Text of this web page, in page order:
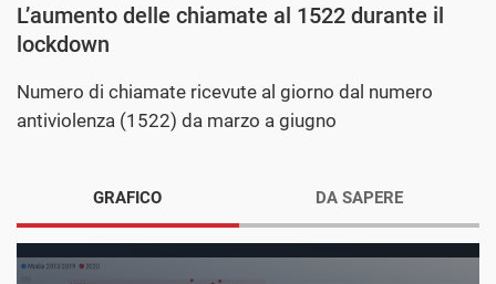
L’aumento delle chiamate al 1522 durante il
lockdown
Numero di chiamate ricevute al giorno dal numero
antiviolenza (1522) da marzo a giugno
GRAFICO DA SAPERE